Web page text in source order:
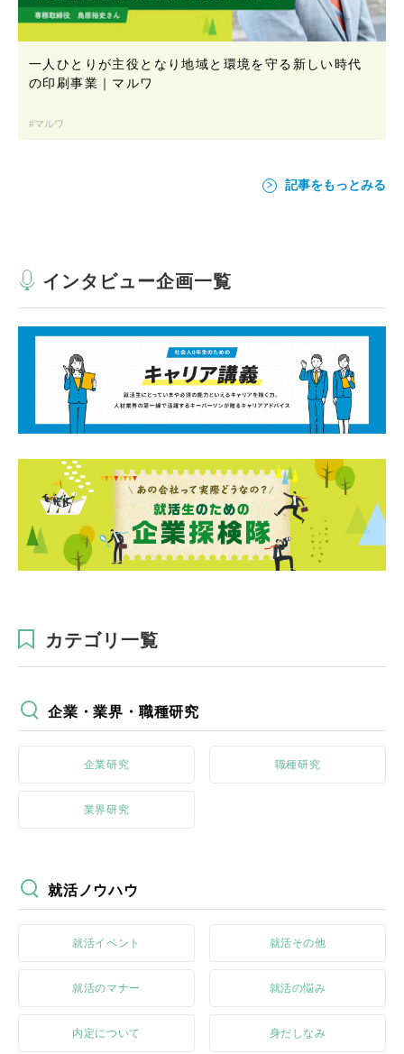
一人ひとりが主役となり地域と環境を守る新しい時代
の印刷事業｜マルワ
マルワ
記事をもっとみる
インタビュー企画一覧
カテゴリ一覧
企業・業界・職種研究
企業研究 職種研究
業界研究
就活ノウハウ
就活イベント 就活その他
就活のマナー 就活の悩み
内定について 身だしなみ